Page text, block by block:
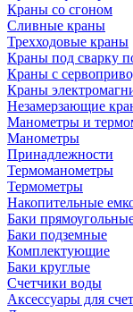
Краны со сгоном
Сливные краны
Трехходовые краны
Краны под сварку
Краны с
Краны
Незамерзающие
Манометры и
Манометры
Принадлежности
Термоманометры
Термометры
Накопительные
Баки
Баки подземные
Комплектующие
Баки круглые
Счетчики воды
Аксессуары для